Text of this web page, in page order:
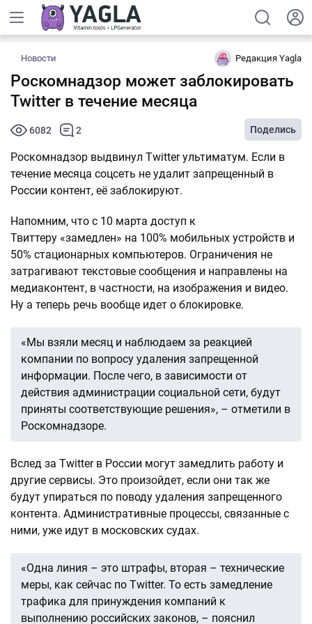
Новости Редакция Yagla
Роскомнадзор может заблокировать
Twitter в течение месяца
6082 2 Поделись
Роскомнадзор выдвинул Twitter ультиматум. Если в
течение месяца соцсеть не удалит запрещенный в
России контент, её заблокируют.
Напомним, что с 10 марта доступ к
Твиттеру «замедлен» на 100% мобильных устройств и
50% стационарных компьютеров. Ограничения не
затрагивают текстовые сообщения и направлены на
медиаконтент, в частности, на изображения и видео.
Ну а теперь речь вообще идет о блокировке.
«Мы взяли месяц и наблюдаем за реакцией
компании по вопросу удаления запрещенной
информации. После чего, в зависимости от
действия администрации социальной сети, будут
приняты соответствующие решения», – отметили в
Роскомнадзоре.
Вслед за Twitter в России могут замедлить работу и
другие сервисы. Это произойдет, если они так же
будут упираться по поводу удаления запрещенного
контента. Административные процессы, связанные с
ними, уже идут в московских судах.
«Одна линия – это штрафы, вторая – технические
меры, как сейчас по Twitter. То есть замедление
трафика для принуждения компаний к
выполнению российских законов, – пояснил